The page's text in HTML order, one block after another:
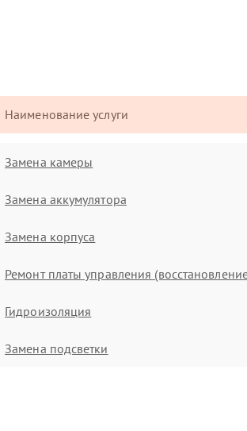
Наименование услуги
Замена камеры
Замена аккумулятора
Замена корпуса
Ремонт платы управления
Гидроизоляция
Замена подсветки